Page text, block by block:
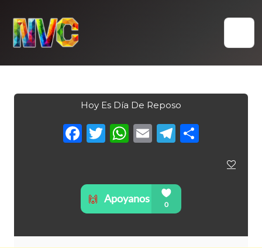
content
Hoy Es Día De Reposo
Facebook
Twitter
WhatsApp
Email